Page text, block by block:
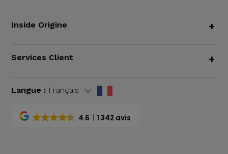
Inside Origine +
Services Client +
Langue : Français
4.6 1 342 avis